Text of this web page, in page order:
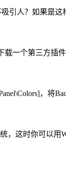
引人？如果是
个第三方插件
，将
这时你可以用